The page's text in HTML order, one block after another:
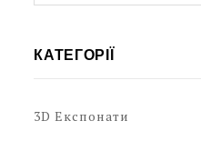
КАТЕГОРІЇ
3D Експонати